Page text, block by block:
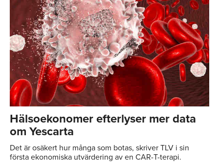
Hälsoekonomer efterlyser mer data
om Yescarta
Det är osäkert hur många som botas, skriver TLV i sin
första ekonomiska utvärdering av en CAR-T-terapi.